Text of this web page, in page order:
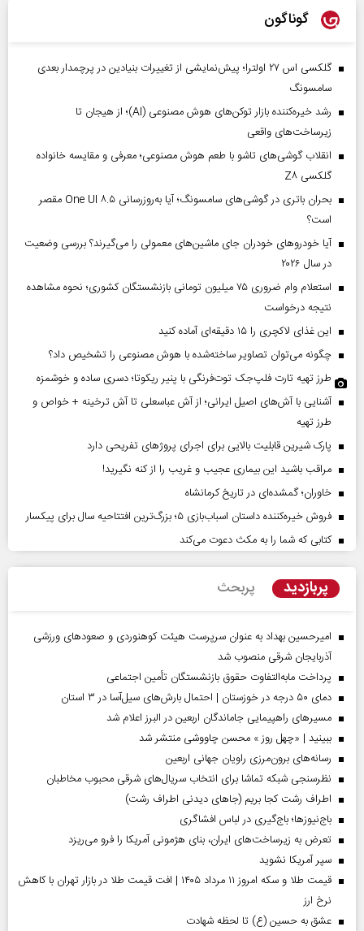
گوناگون
گلکسی اس ۲۷ اولترا؛ پیش‌نمایشی از تغییرات بنیادین در پرچمدار بعدی
سامسونگ
رشد خیره‌کننده بازار توکن‌های هوش مصنوعی (AI)؛ از هیجان تا
زیرساخت‌های واقعی
انقلاب گوشی‌های تاشو‌ با طعم هوش مصنوعی؛ معرفی و مقایسه خانواده
گلکسی Z۸
بحران باتری در گوشی‌های سامسونگ؛ آیا به‌روزرسانی One UI ۸.۵ مقصر
است؟
آیا خودروهای خودران جای ماشین‌های معمولی را می‌گیرند؟ بررسی وضعیت
در سال ۲۰۲۶
استعلام وام ضروری ۷۵ میلیون تومانی بازنشستگان کشوری؛ نحوه مشاهده
نتیجه درخواست
این غذای لاکچری را ۱۵ دقیقه‌ای آماده کنید
چگونه می‌توان تصاویر ساخته‌شده با هوش مصنوعی را تشخیص داد؟
طرز تهیه تارت فلپ‌جک توت‌فرنگی با پنیر ریکوتا؛ دسری ساده و خوشمزه
آشنایی با آش‌های اصیل ایرانی؛ از آش عباسعلی تا آش ترخینه + خواص و
طرز تهیه
پارک شیرین قابلیت‌ بالایی برای اجرای پروژهای تفریحی دارد
مراقب باشید این بیماری عجیب و غریب را از کنه نگیرید!
خاوران؛ گمشده‌ای در تاریخ کرمانشاه
فروش خیره‌کننده داستان اسباب‌بازی ۵؛ بزرگ‌ترین افتتاحیه سال برای پیکسار
کتابی که شما را به مکث دعوت می‌کند
پربازدید پربحث
امیرحسین بهداد به عنوان سرپرست هیئت کوهنوردی و صعودهای ورزشی
آذربایجان شرقی منصوب شد
پرداخت مابه‌التفاوت حقوق بازنشستگان تأمین اجتماعی
دمای ۵۰ درجه در خوزستان | احتمال بارش‌های سیل‌آسا در ۳ استان
مسیر‌های راهپیمایی جاماندگان اربعین در البرز اعلام شد
ببینید | «چهل روز » محسن چاووشی منتشر شد
رسانه‌های برون‌مرزی راویان جهانی اربعین
نظرسنجی شبکه تماشا برای انتخاب سریال‌های شرقی محبوب مخاطبان
اطراف رشت کجا بریم (جاهای دیدنی اطراف رشت)
باج‌نیوزها؛ باج‌گیری در لباس افشاگری
تعرض به زیرساخت‌های ایران، بنای هژمونی آمریکا را فرو می‌ریزد
سپر آمریکا نشوید
قیمت طلا و سکه امروز ۱۱ مرداد ۱۴۰۵ | افت قیمت طلا در بازار تهران با کاهش
نرخ ارز
عشق به حسین (ع) تا لحظه شهادت